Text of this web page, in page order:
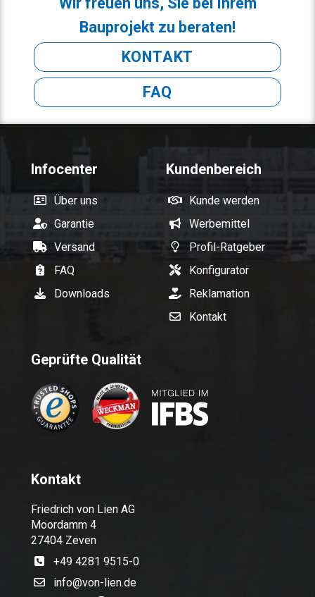
Bauprojekt zu beraten!
KONTAKT
FAQ
Infocenter
Über uns
Garantie
Versand
FAQ
Downloads
Kundenbereich
Kunde werden
Werbemittel
Profil-Ratgeber
Konfigurator
Reklamation
Kontakt
Geprüfte Qualität
Kontakt
Friedrich von Lien AG
Moordamm 4
27404 Zeven
+49 4281 9515-0
info@von-lien.de